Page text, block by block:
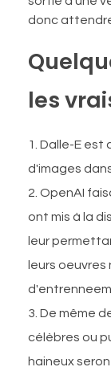
donc
les
Dalle-E est
d'images
OpenAI
ont mis à la
leur
leurs
De même
célèbres ou
haineux